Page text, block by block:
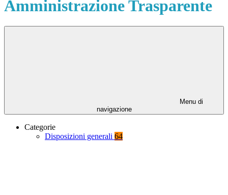
Amministrazione Trasparente
Menu di
navigazione
Categorie
Disposizioni generali 64